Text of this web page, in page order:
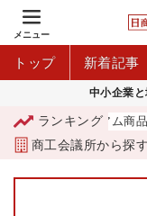
メニュー
トップ 新着記事
中小企業と
ランキング
「青森市プレミアム商品券
商工会議所から探す